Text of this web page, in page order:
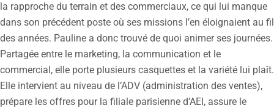
la rapproche du terrain et des commerciaux, ce qui lui manque
dans son précédent poste où ses missions l’en éloignaient au fil
des années. Pauline a donc trouvé de quoi animer ses journées.
Partagée entre le marketing, la communication et le
commercial, elle porte plusieurs casquettes et la variété lui plaît.
Elle intervient au niveau de l’ADV (administration des ventes),
prépare les offres pour la filiale parisienne d’AEI, assure le